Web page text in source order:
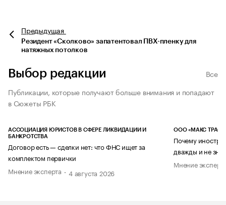
Предыдущая
Резидент «Сколково» запатентовал ПВХ-пленку для
натяжных потолков
Выбор редакции
Все
Публикации, которые получают больше внимания и попадают
в Сюжеты РБК
АССОЦИАЦИЯ ЮРИСТОВ В СФЕРЕ ЛИКВИДАЦИИ И
БАНКРОТСТВА
Договор есть — сделки нет: что ФНС ищет за
комплектом первички
Мнение эксперта
4 августа 2026
ООО «МАКС ТРАСТ»
Почему
дважды и не
Мнение